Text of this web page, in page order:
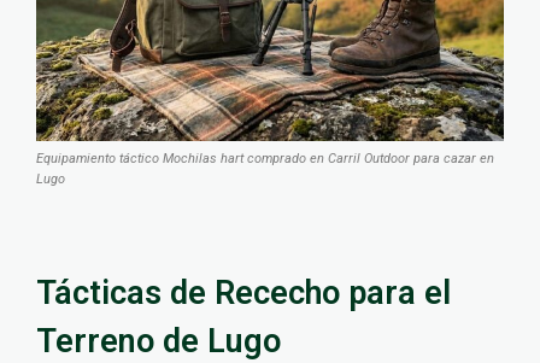
Equipamiento táctico Mochilas hart comprado en Carril Outdoor para cazar en
Lugo
Tácticas de Rececho para el
Terreno de Lugo